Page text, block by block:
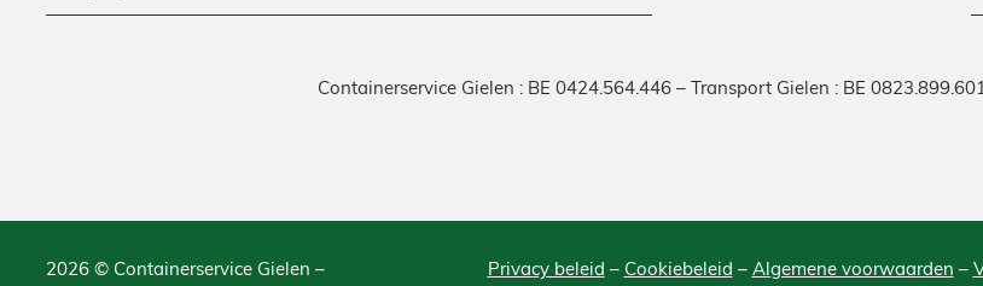
Containerservice Gielen : BE 0424.564.446 – Transport Gielen : BE
2026 © Containerservice Gielen – Privacy beleid – Cookiebeleid – Algemene voorwaarden –